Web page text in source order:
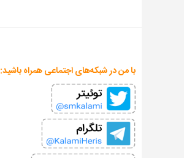
با من در شبکه‌های اجتماعی همراه باشید: